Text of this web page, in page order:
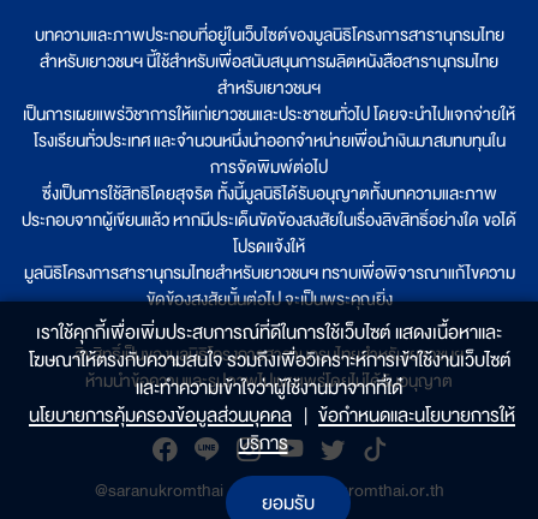
บทความและภาพประกอบที่อยู่ในเว็บไซต์ของมูลนิธิโครงการสารานุกรมไทย
สำหรับเยาวชนฯ นี้ใช้สำหรับเพื่อสนับสนุนการผลิตหนังสือสารานุกรมไทย
สำหรับเยาวชนฯ
เป็นการเผยแพร่วิชาการให้แก่เยาวชนและประชาชนทั่วไป โดยจะนำไปแจกจ่ายให้
โรงเรียนทั่วประเทศ และจำนวนหนึ่งนำออกจำหน่ายเพื่อนำเงินมาสมทบทุนใน
การจัดพิมพ์ต่อไป
ซึ่งเป็นการใช้สิทธิโดยสุจริต ทั้งนี้มูลนิธิได้รับอนุญาตทั้งบทความและภาพ
ประกอบจากผู้เขียนแล้ว หากมีประเด็นขัดข้องสงสัยในเรื่องลิขสิทธิ์อย่างใด ขอได้
โปรดแจ้งให้
มูลนิธิโครงการสารานุกรมไทยสำหรับเยาวชนฯ ทราบเพื่อพิจารณาแก้ไขความ
ขัดข้องสงสัยนั้นต่อไป จะเป็นพระคุณยิ่ง
ลิขสิทธิ์เป็นของมูลนิธิโครงการสารานุกรมไทยสำหรับเยาวชนฯ
ห้ามนำข้อความและรูปภาพไปเผยแพร่โดยไม่ได้รับอนุญาต
@saranukromthai | www.saranukromthai.or.th
เราใช้คุกกี้เพื่อเพิ่มประสบการณ์ที่ดีในการใช้เว็บไซต์ แสดงเนื้อหาและ
โฆษณาให้ตรงกับความสนใจ รวมถึงเพื่อวิเคราะห์การเข้าใช้งานเว็บไซต์
และทำความเข้าใจว่าผู้ใช้งานมาจากที่ใด๋
นโยบายการคุ้มครองข้อมูลส่วนบุคคล | ข้อกำหนดและนโยบายการให้
บริการ
ยอมรับ